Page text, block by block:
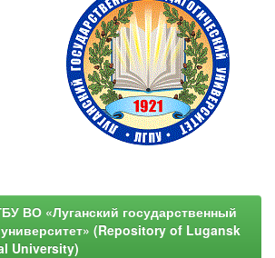
ВО «Луганский государственный
университет» (Repository of Lugansk
University)